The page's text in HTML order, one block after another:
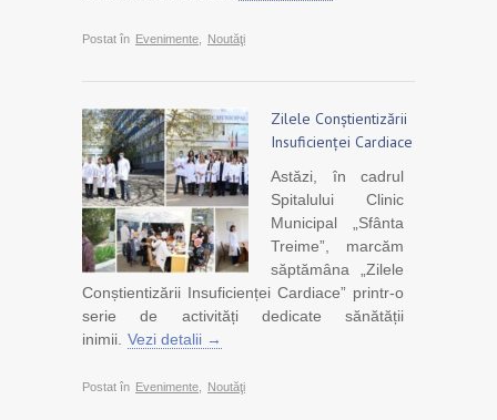
Postat în Evenimente Noutăţi
Zilele Conștientizării
Insuficienței Cardiace
Astăzi, în cadrul
Spitalului Clinic
Municipal „Sfânta
Treime”, marcăm
săptămâna „Zilele
Conștientizării Insuficienței Cardiace” printr-o
serie de activități dedicate sănătății
inimii. Vezi detalii →
Postat în Evenimente Noutăţi